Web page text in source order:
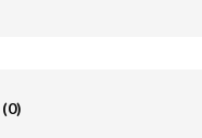
(0)